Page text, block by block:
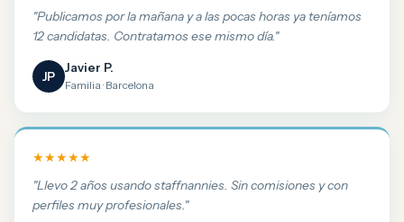
"Publicamos por la mañana y a las pocas horas ya teníamos
12 candidatas. Contratamos ese mismo día."
JP
Javier P.
Familia · Barcelona
★★★★★
"Llevo 2 años usando staffnannies. Sin comisiones y con
perfiles muy profesionales."